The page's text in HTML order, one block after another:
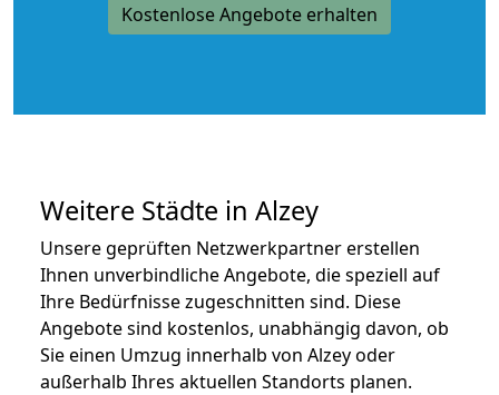
Kostenlose Angebote erhalten
Weitere Städte in Alzey
Unsere geprüften Netzwerkpartner erstellen
Ihnen unverbindliche Angebote, die speziell auf
Ihre Bedürfnisse zugeschnitten sind. Diese
Angebote sind kostenlos, unabhängig davon, ob
Sie einen Umzug innerhalb von Alzey oder
außerhalb Ihres aktuellen Standorts planen.